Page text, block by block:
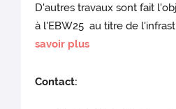
D'autres travaux sont fait
à l'EBW25 au titre de
savoir plus
Contact: